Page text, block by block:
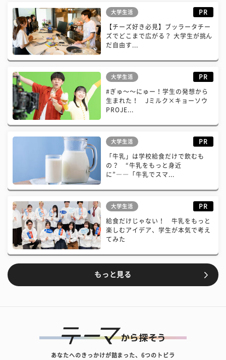
大学生活 PR
【チーズ好き必見】ブッラータチー
ズでどこまで広がる？ 大学生が挑ん
だ自由す...
大学生活 PR
#ぎゅ〜〜にゅー！学生の発想から
生まれた！ Jミルク×キョーソウ
PROJE...
大学生活 PR
「牛乳」は学校給食だけで飲むも
の？ “牛乳をもっと身近
に”――「牛乳でスマ...
大学生活 PR
給食だけじゃない！ 牛乳をもっと
楽しむアイデア、学生が本気で考え
てみた
もっと見る
あなたへのきっかけが詰まった、6つのトビラ